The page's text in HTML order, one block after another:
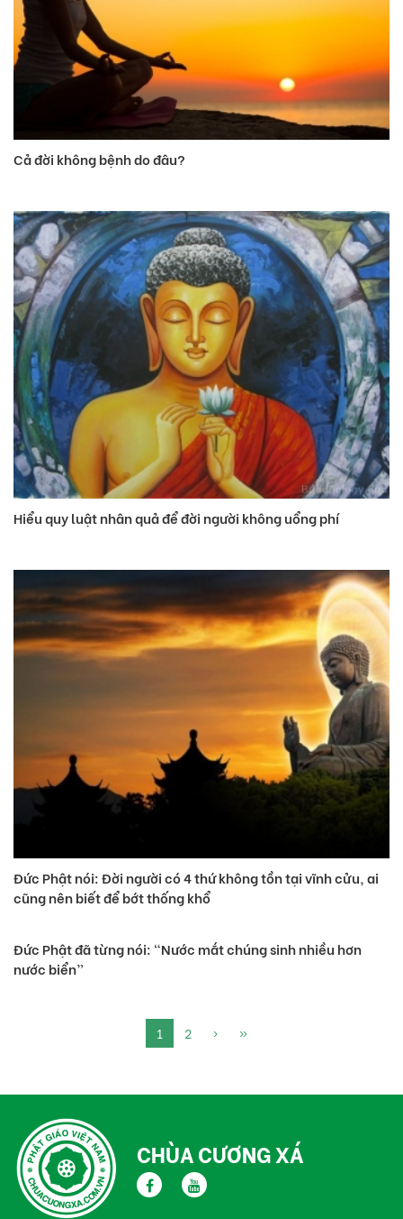
Cả đời không bệnh do đâu?
Hiểu quy luật nhân quả để đời người không uổng phí
Đức Phật nói: Đời người có 4 thứ không tồn tại vĩnh cửu, ai
cũng nên biết để bớt thống khổ
Đức Phật đã từng nói: “Nước mắt chúng sinh nhiều hơn
nước biển”
1 2 › »
CHÙA CƯƠNG XÁ